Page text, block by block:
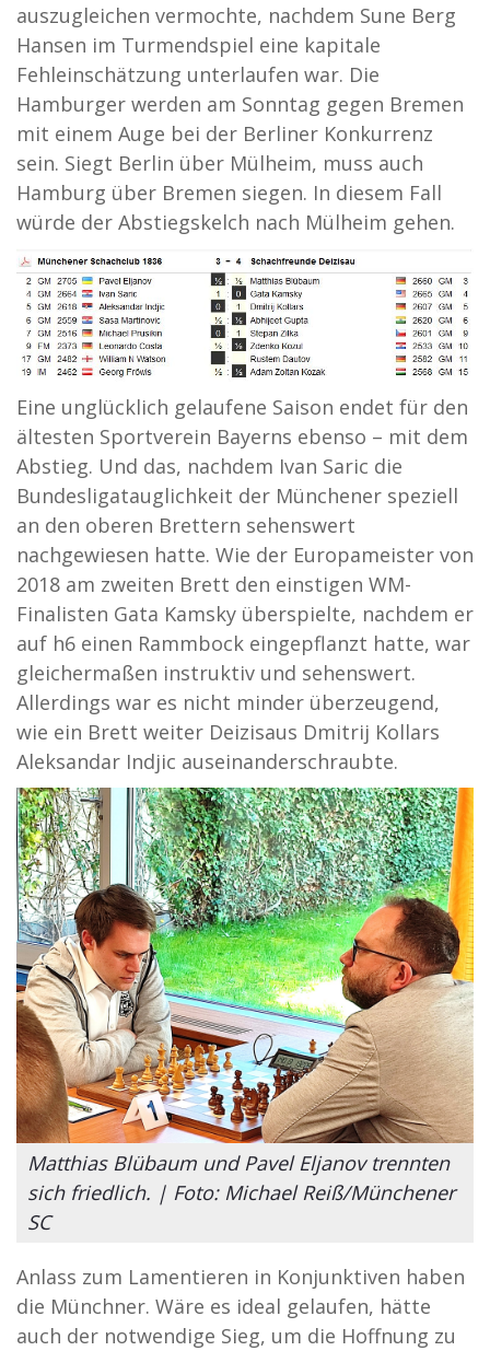
auszugleichen vermochte, nachdem Sune Berg
Hansen im Turmendspiel eine kapitale
Fehleinschätzung unterlaufen war. Die
Hamburger werden am Sonntag gegen Bremen
mit einem Auge bei der Berliner Konkurrenz
sein. Siegt Berlin über Mülheim, muss auch
Hamburg über Bremen siegen. In diesem Fall
würde der Abstiegskelch nach Mülheim gehen.
Eine unglücklich gelaufene Saison endet für den
ältesten Sportverein Bayerns ebenso – mit dem
Abstieg. Und das, nachdem Ivan Saric die
Bundesligatauglichkeit der Münchener speziell
an den oberen Brettern sehenswert
nachgewiesen hatte. Wie der Europameister von
2018 am zweiten Brett den einstigen WM-
Finalisten Gata Kamsky überspielte, nachdem er
auf h6 einen Rammbock eingepflanzt hatte, war
gleichermaßen instruktiv und sehenswert.
Allerdings war es nicht minder überzeugend,
wie ein Brett weiter Deizisaus Dmitrij Kollars
Aleksandar Indjic auseinanderschraubte.
Matthias Blübaum und Pavel Eljanov trennten
sich friedlich. | Foto: Michael Reiß/Münchener
SC
Anlass zum Lamentieren in Konjunktiven haben
die Münchner. Wäre es ideal gelaufen, hätte
auch der notwendige Sieg, um die Hoffnung zu